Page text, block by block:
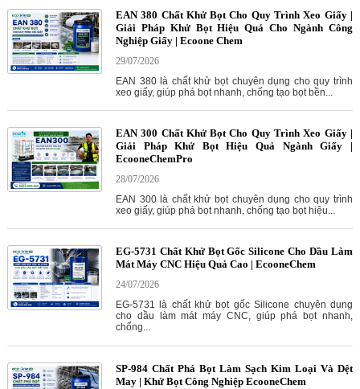
EAN 380 Chất Khử Bọt Cho Quy Trình Xeo Giấy |
Giải Pháp Khử Bọt Hiệu Quả Cho Ngành Công
Nghiệp Giấy | Ecoone Chem
29/07/2026
EAN 380 là chất khử bọt chuyên dụng cho quy trình
xeo giấy, giúp phá bọt nhanh, chống tạo bọt bền...
EAN 300 Chất Khử Bọt Cho Quy Trình Xeo Giấy |
Giải Pháp Khử Bọt Hiệu Quả Ngành Giấy |
EcooneChemPro
28/07/2026
EAN 300 là chất khử bọt chuyên dụng cho quy trình
xeo giấy, giúp phá bọt nhanh, chống tạo bọt hiệu...
EG-5731 Chất Khử Bọt Gốc Silicone Cho Dầu Làm
Mát Máy CNC Hiệu Quả Cao | EcooneChem
24/07/2026
EG-5731 là chất khử bọt gốc Silicone chuyên dụng
cho dầu làm mát máy CNC, giúp phá bọt nhanh,
chống...
SP-984 Chất Phá Bọt Làm Sạch Kim Loại Và Dệt
May | Khử Bọt Công Nghiệp EcooneChem